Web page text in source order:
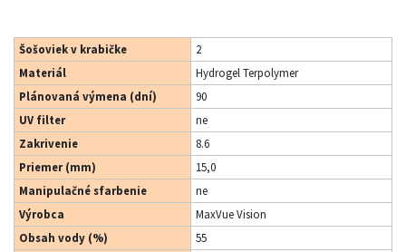
Šošoviek v krabičke
2
Materiál
Hydrogel Terpolymer
Plánovaná výmena (dní)
90
UV filter
ne
Zakrivenie
8.6
Priemer (mm)
15,0
Manipulačné sfarbenie
ne
Výrobca
MaxVue Vision
Obsah vody (%)
55